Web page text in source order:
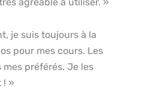
agréable à utiliser. »
je suis toujours à la
pour mes cours. Les
mes préférés. Je les
! »